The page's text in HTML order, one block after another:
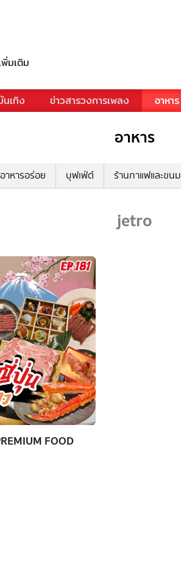
พิ่มเติม
นเทิง ข่าวสารวงการเพลง อาหาร
อาหาร
าหารอร่อย บุฟเฟ่ต์ ร้านกาแฟและขนม
jetro
FOOD